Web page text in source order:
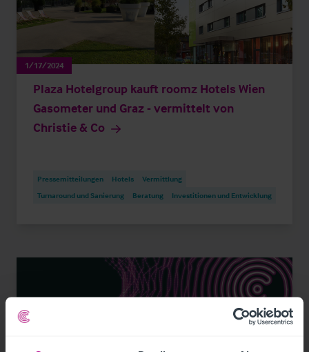
1/17/2024
Plaza Hotelgroup kauft roomz Hotels Wien
Gasometer und Graz - vermittelt von
Christie & Co
Pressemitteilungen Hotels
Vermittlung
Turnaround und Sanierung
Beratung Investitionen und Entwicklung